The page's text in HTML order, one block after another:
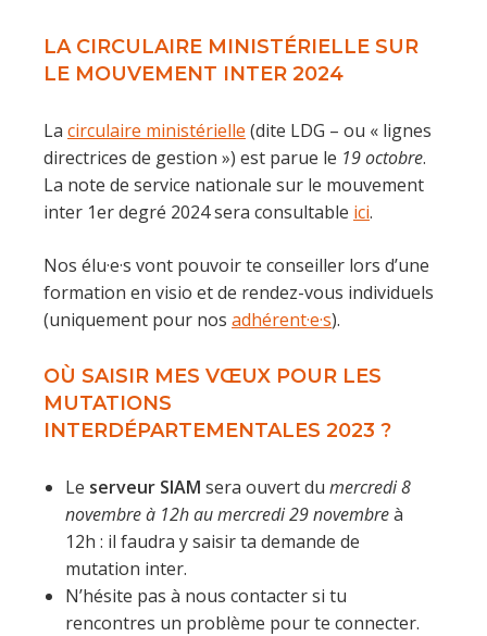
LA CIRCULAIRE MINISTÉRIELLE SUR
LE MOUVEMENT INTER 2024
La circulaire ministérielle (dite LDG – ou « lignes
directrices de gestion ») est parue le 19 octobre.
La note de service nationale sur le mouvement
inter 1er degré 2024 sera consultable ici.
Nos élu·e·s vont pouvoir te conseiller lors d’une
formation en visio et de rendez-vous individuels
(uniquement pour nos adhérent·e·s).
OÙ SAISIR MES VŒUX POUR LES
MUTATIONS
INTERDÉPARTEMENTALES 2023 ?
Le serveur SIAM sera ouvert du mercredi 8
novembre à 12h au mercredi 29 novembreà
12h : il faudra y saisir ta demande de
mutation inter.
N’hésite pas à nous contacter si tu
rencontres un problème pour te connecter.